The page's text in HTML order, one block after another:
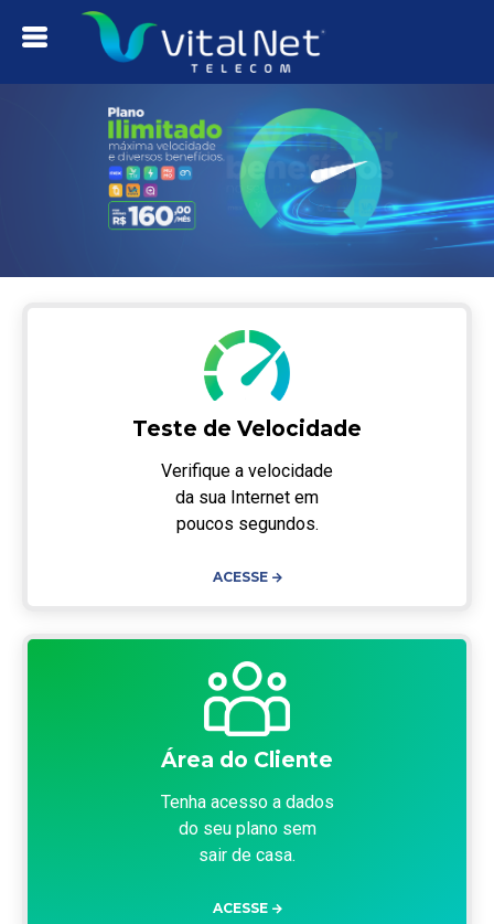
Teste de Velocidade
Verifique a velocidade
da sua Internet em
poucos segundos.
ACESSE
Área do Cliente
Tenha acesso a dados
do seu plano sem
sair de casa.
ACESSE